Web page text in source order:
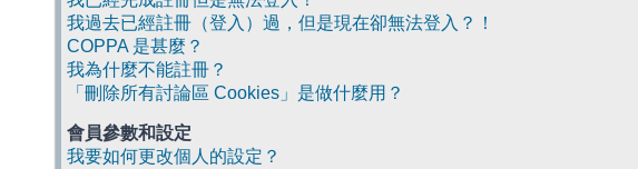
我過去已經註冊（登入）過，但是現在卻無法登入？！
COPPA 是甚麼？
我為什麼不能註冊？
「刪除所有討論區 Cookies」是做什麼用？
會員參數和設定
我要如何更改個人的設定？